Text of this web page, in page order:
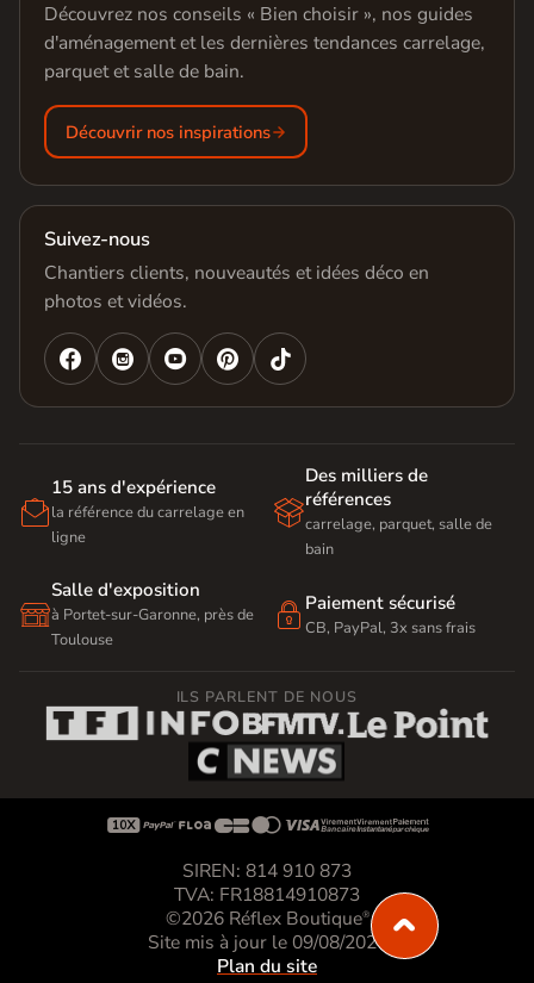
Découvrez nos conseils « Bien choisir », nos guides
d'aménagement et les dernières tendances carrelage,
parquet et salle de bain.
Découvrir nos inspirations
Suivez-nous
Chantiers clients, nouveautés et idées déco en
photos et vidéos.
   

15 ans d'expérience
la référence du carrelage en
ligne

Des milliers de
références
carrelage, parquet, salle de
bain

Salle d'exposition
à Portet-sur-Garonne, près de
Toulouse
 Paiement sécurisé
CB, PayPal, 3x sans frais
ILS PARLENT DE NOUS

SIREN: 814 910 873
TVA: FR18814910873
©2026 Réflex Boutique®
Site mis à jour le 09/08/2026
Plan du site